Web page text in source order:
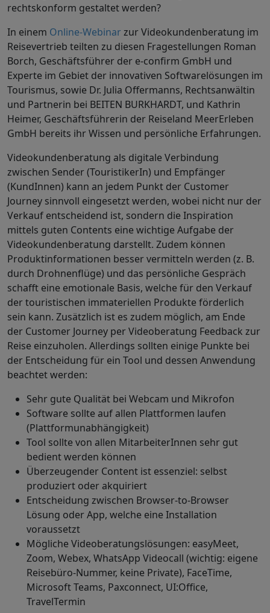
rechtskonform gestaltet werden?
In einem Online-Webinarzur Videokundenberatung im
Reisevertrieb teilten zu diesen Fragestellungen Roman
Borch, Geschäftsführer der e-confirm GmbH und
Experte im Gebiet der innovativen Softwarelösungen im
Tourismus, sowie Dr. Julia Offermanns, Rechtsanwältin
und Partnerin bei BEITEN BURKHARDT, und Kathrin
Heimer, Geschäftsführerin der Reiseland MeerErleben
GmbH bereits ihr Wissen und persönliche Erfahrungen.
Videokundenberatung als digitale Verbindung
zwischen Sender (TouristikerIn) und Empfänger
(KundInnen) kann an jedem Punkt der Customer
Journey sinnvoll eingesetzt werden, wobei nicht nur der
Verkauf entscheidend ist, sondern die Inspiration
mittels guten Contents eine wichtige Aufgabe der
Videokundenberatung darstellt. Zudem können
Produktinformationen besser vermitteln werden (z. B.
durch Drohnenflüge) und das persönliche Gespräch
schafft eine emotionale Basis, welche für den Verkauf
der touristischen immateriellen Produkte förderlich
sein kann. Zusätzlich ist es zudem möglich, am Ende
der Customer Journey per Videoberatung Feedback zur
Reise einzuholen. Allerdings sollten einige Punkte bei
der Entscheidung für ein Tool und dessen Anwendung
beachtet werden:
Sehr gute Qualität bei Webcam und Mikrofon
Software sollte auf allen Plattformen laufen
(Plattformunabhängigkeit)
Tool sollte von allen MitarbeiterInnen sehr gut
bedient werden können
Überzeugender Content ist essenziel: selbst
produziert oder akquiriert
Entscheidung zwischen Browser-to-Browser
Lösung oder App, welche eine Installation
voraussetzt
Mögliche Videoberatungslösungen: easyMeet,
Zoom, Webex, WhatsApp Videocall (wichtig: eigene
Reisebüro-Nummer, keine Private), FaceTime,
Microsoft Teams, Paxconnect, UI:Office,
TravelTermin